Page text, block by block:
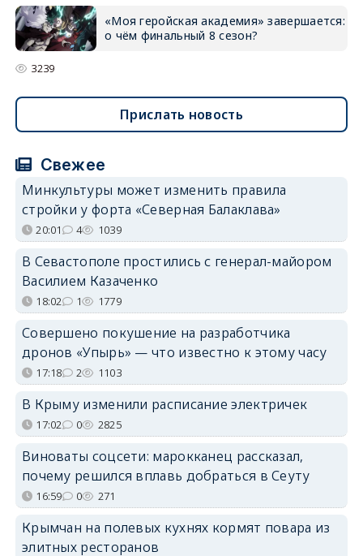
«Моя геройская академия» завершается:
о чём финальный 8 сезон?
3239
Прислать новость
Свежее
Минкультуры может изменить правила
стройки у форта «Северная Балаклава»
20:01 4 1039
В Севастополе простились с генерал-майором
Василием Казаченко
18:02 1 1779
Совершено покушение на разработчика
дронов «Упырь» — что известно к этому часу
17:18 2 1103
В Крыму изменили расписание электричек
17:02 0 2825
Виноваты соцсети: марокканец рассказал,
почему решился вплавь добраться в Сеуту
16:59 0 271
Крымчан на полевых кухнях кормят повара из
элитных ресторанов